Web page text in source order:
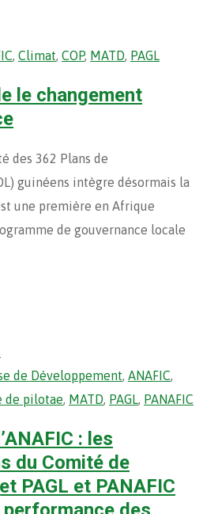
, Climat, COP, MATD, PAGL
le changement
des 362 Plans de
guinéens intègre désormais la
une première en Afrique
de gouvernance locale
de Développement, ANAFIC,
de pilotae, MATD, PAGL, PANAFIC
: les
du Comité de
PAGL et PANAFIC